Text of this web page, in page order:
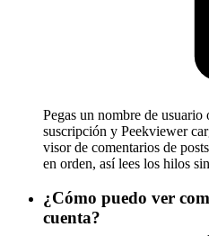
Pegas un nombre de usuario
suscripción y Peekviewer
visor de comentarios de
en orden, así lees los hilos
¿Cómo puedo ver
cuenta?